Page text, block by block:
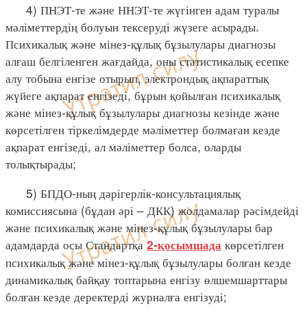
4) ПНЭТ-те және ННЭТ-те жүгінген адам туралы
мәліметтердің болуын тексеруді жүзеге асырады.
Психикалық және мінез-құлық бұзылулары диагнозы
алғаш белгіленген жағдайда, оны статистикалық есепке
алу тобына енгізе отырып, электрондық ақпараттық
жүйеге ақпарат енгізеді, бұрын қойылған психикалық
және мінез-құлық бұзылулары диагнозы кезінде және
көрсетілген тіркелімдерде мәліметтер болмаған кезде
ақпарат енгізеді, ал мәліметтер болса, оларды
толықтырады;
5) БПДО-ның дәрігерлік-консультациялық
комиссиясына (бұдан әрі – ДКК) жолдамалар рәсімдейді
және психикалық және мінез-құлық бұзылулары бар
адамдарда осы Стандартқа2-қосымшада көрсетілген
психикалық және мінез-құлық бұзылулары болған кезде
динамикалық байқау топтарына енгізу өлшемшарттары
болған кезде деректерді журналға енгізуді;